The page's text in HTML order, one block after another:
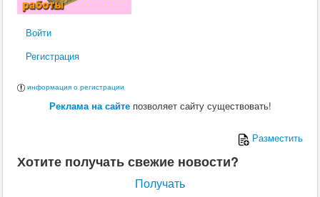
Войти
Регистрация
информация о регистрации
Реклама на сайтепозволяет сайту существовать!
Разместить
Хотите получать свежие новости?
Получать